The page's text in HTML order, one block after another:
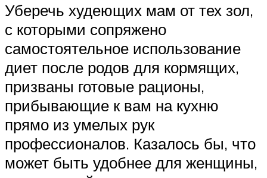
Уберечь худеющих мам от тех зол,
с которыми сопряжено
самостоятельное использование
диет после родов для кормящих,
призваны готовые рационы,
прибывающие к вам на кухню
прямо из умелых рук
профессионалов. Казалось бы, что
может быть удобнее для женщины,